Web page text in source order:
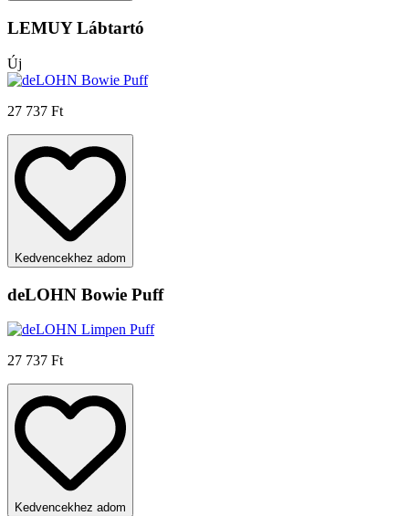
LEMUY Lábtartó
Új
27 737 Ft
Kedvencekhez adom
deLOHN Bowie Puff
27 737 Ft
Kedvencekhez adom